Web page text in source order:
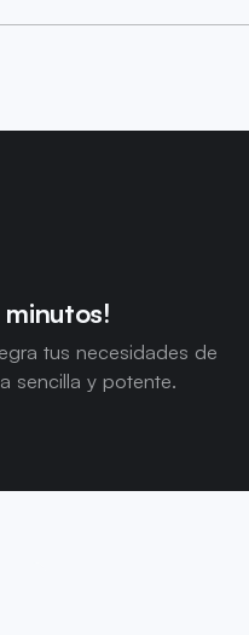
minutos!
tus necesidades de
sencilla y potente.